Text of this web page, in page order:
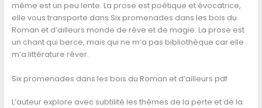
même est un peu lente. La prose est poétique et évocatrice,
elle vous transporte dans Six promenades dans les bois du
Roman et d’ailleurs monde de rêve et de magie. La prose est
un chant qui berce, mais qui ne m’a pas bibliothèque car elle
m’a littérature rêver.
Six promenades dans les bois du Roman et d’ailleurs pdf
L’auteur explore avec subtilité les thèmes de la perte et de la